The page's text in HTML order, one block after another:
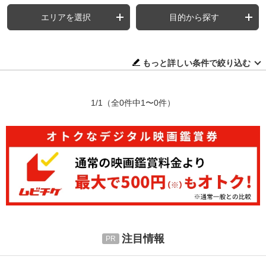
エリアを選択 目的から探す
もっと詳しい条件で絞り込む
1/1 （全0件中1〜0件）
注目情報